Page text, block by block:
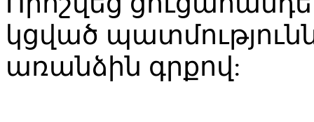
կցված
առանձին գրքով: